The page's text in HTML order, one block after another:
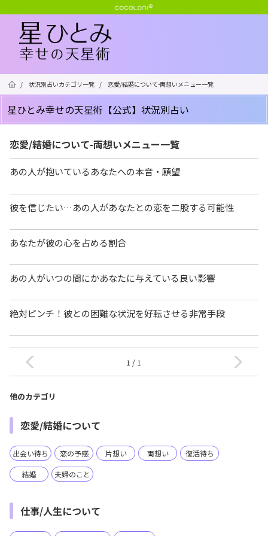
/ 状況別占いカテゴリ一覧 / 恋愛/結婚について-両想いメニュー一覧
星ひとみ幸せの天星術【公式】状況別占い
恋愛/結婚について-両想いメニュー一覧
あの人が抱いているあなたへの本音・願望
彼を信じたい…あの人があなたとの恋を二股する可能性
あなたが彼の心を占める割合
あの人がいつの間にかあなたに与えている良い影響
絶対ピンチ！彼との困難な状況を好転させる非常手段
1 / 1
他のカテゴリ
恋愛/結婚について
出会い待ち 恋の予感 片想い 両想い 復活待ち
結婚 夫婦のこと
仕事/人生について